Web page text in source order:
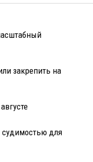
закрепить на
судимостью для